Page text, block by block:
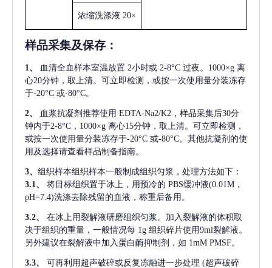
浓缩洗涤液 20×
样品采集及保存 ：
1、 血清全血样本室温放置 2小时或 2-8°C 过夜。1000×g 离
心20分钟，取上清。可立即检测，或按一次使用量分装冻存
于-20°C 或-80°C。
2、 血浆抗凝剂推荐使用 EDTA-Na2/K2，样品采集后30分
钟内于2-8°C，1000×g 离心15分钟，取上清。可立即检测，
或按一次使用量分装冻存于-20°C 或-80°C。其他抗凝剂的使
用及选择请查看样品制备指南。
3、 组织样本组织样本一般制成组织匀浆，处理方法如下：
3.1、
将目标组织置于冰上，用预冷的 PBS缓冲液(0.01M，
pH=7.4)洗涤去除残留的血液，称重后备用。
3.2、
在冰上用裂解液研磨组织匀浆。加入裂解液的体积取
决于组织的重量，一般情况每 1g 组织碎片使用9ml裂解液。
另外建议在裂解液中加入蛋白酶抑制剂，如 1mM PMSF。
3.3、 可再利用超声破碎或反复冻融进一步处理 (超声破碎